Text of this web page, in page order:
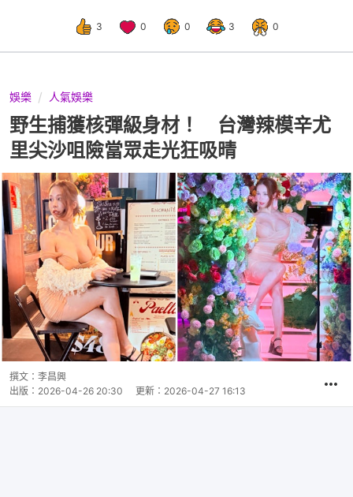
3 0 0 3 0
娛樂 人氣娛樂
野生捕獲核彈級身材！ 台灣辣模辛尤
里尖沙咀險當眾走光狂吸晴
撰文： 李昌興
出版： 2026-04-26 20:30 更新： 2026-04-27 16:13